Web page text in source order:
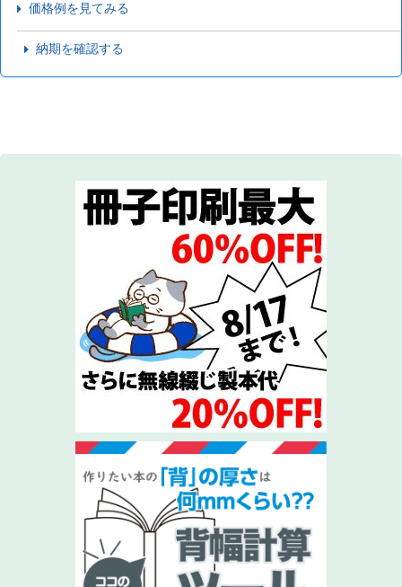
価格例を見てみる
納期を確認する